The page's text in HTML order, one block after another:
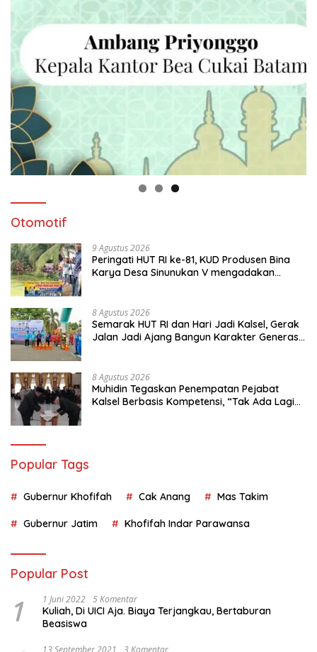
Otomotif
9 Agustus 2026
Peringati HUT RI ke-81, KUD Produsen Bina
Karya Desa Sinunukan V mengadakan
8 Agustus 2026
Semarak HUT RI dan Hari Jadi Kalsel, Gerak
Jalan Jadi Ajang Bangun Karakter Generasi
8 Agustus 2026
Muhidin Tegaskan Penempatan Pejabat
Kalsel Berbasis Kompetensi, “Tak Ada Lagi
Popular Tags
Gubernur Khofifah Cak Anang Mas Takim
Gubernur Jatim Khofifah Indar Parawansa
Popular Post
1 1 Juni 2022 5 Komentar
Kuliah, Di UICI Aja. Biaya Terjangkau, Bertaburan
Beasiswa